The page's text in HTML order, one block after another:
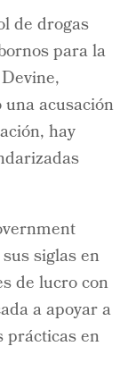
de drogas
para la
acusación
hay
siglas en
de lucro con
a apoyar a
prácticas en